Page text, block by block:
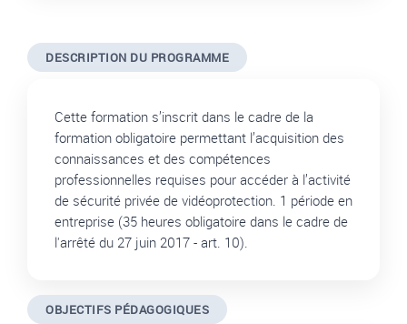
DESCRIPTION DU PROGRAMME
Cette formation s’inscrit dans le cadre de la
formation obligatoire permettant l’acquisition des
connaissances et des compétences
professionnelles requises pour accéder à l’activité
de sécurité privée de vidéoprotection. 1 période en
entreprise (35 heures obligatoire dans le cadre de
l'arrêté du 27 juin 2017 - art. 10).
OBJECTIFS PÉDAGOGIQUES